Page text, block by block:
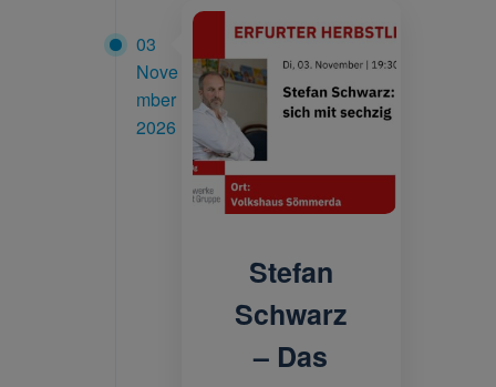
03
Nove
mber
2026
Stefan
Schwarz
– Das